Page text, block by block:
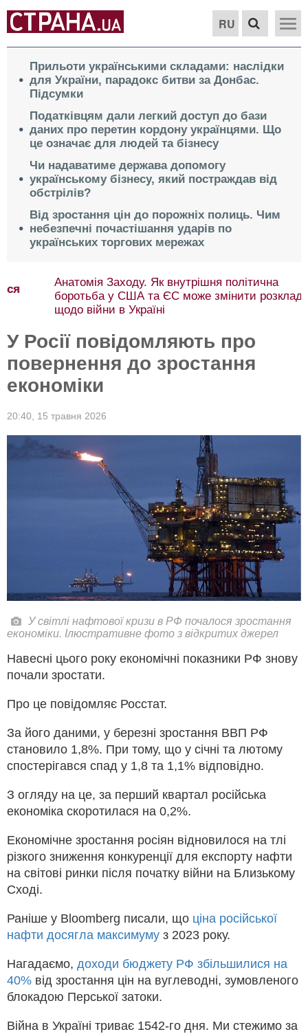
RU
Прильоти українськими складами: наслідки
для України, парадокс битви за Донбас.
Підсумки
Податківцям дали легкий доступ до бази
даних про перетин кордону українцями. Що
це означає для людей та бізнесу
Чи надаватиме держава допомогу
українському бізнесу, який постраждав від
обстрілів?
Від зростання цін до порожніх полиць. Чим
небезпечні почастішання ударів по
українських торгових мережах
Анатомія Заходу. Як внутрішня політична
боротьба у США та ЄС може змінити розклади
щодо війни в Україні
У Росії повідомляють про
повернення до зростання
економіки
20:40, 15 травня 2026
У світлі нафтової кризи в РФ почалося зростання
економіки. Ілюстративне фото з відкритих джерел
Навесні цього року економічні показники РФ знову
почали зростати.
Про це повідомляє Росстат.
За його даними, у березні зростання ВВП РФ
становило 1,8%. При тому, що у січні та лютому
спостерігався спад у 1,8 та 1,1% відповідно.
З огляду на це, за перший квартал російська
економіка скоротилася на 0,2%.
Економічне зростання росіян відновилося на тлі
різкого зниження конкуренції для експорту нафти
на світові ринки після початку війни на Близькому
Сході.
Раніше у Bloomberg писали, що ціна російської
нафти досягла максимуму з 2023 року.
Нагадаємо, доходи бюджету РФ збільшилися на
40% від зростання цін на вуглеводні, зумовленого
блокадою Перської затоки.
Війна в Україні триває 1542-го дня. Ми стежимо за